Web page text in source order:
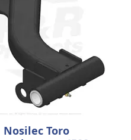
Nosilec Toro